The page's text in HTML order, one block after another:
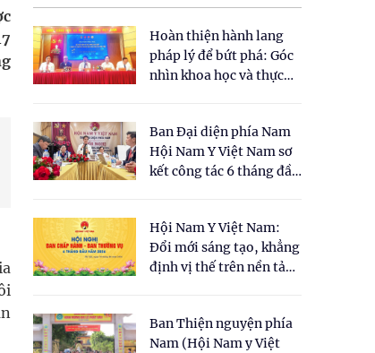
Hoàn thiện hành lang
pháp lý để bứt phá: Góc
nhìn khoa học và thực
cho Luật Y dược cổ
truyền Việt Nam"
Ban Đại diện phía Nam
Hội Nam Y Việt Nam sơ
kết công tác 6 tháng đầu
Hội Nam Y Việt Nam:
Đổi mới sáng tạo, khẳng
định vị thế trên nền tảng
Ban Thiện nguyện phía
Nam (Hội Nam y Việt